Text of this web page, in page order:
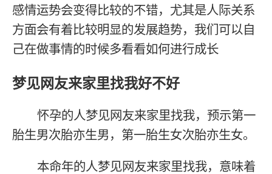
感情运势会变得比较的不错，尤其是人际关系
方面会有着比较明显的发展趋势，我们可以自
己在做事情的时候多看看如何进行成长
梦见网友来家里找我好不好
怀孕的人梦见网友来家里找我，预示第一
胎生男次胎亦生男，第一胎生女次胎亦生女。
本命年的人梦见网友来家里找我，意味着